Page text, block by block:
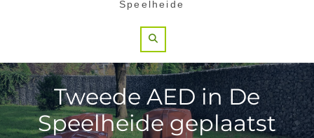
Speelheide
Tweede AED in De
Speelheide geplaatst